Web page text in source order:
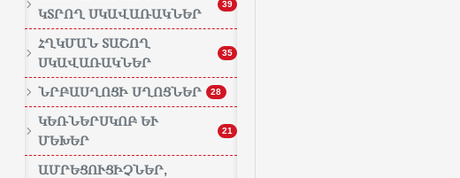
ՏՐՈՂ ՍԿԱՎԱՌԱԿՆԵՐ
39
ՀՂԿՄԱՆ ՏԱՇՈՂ
ՍԿԱՎԱՌԱԿՆԵՐ
35
ՆՐԲԱՍՂՈՑԻ ՍՂՈՑՆԵՐ 28
ԿԵՌՆԵՐՍԿՈԲ ԵՒ Մ
ԵԽԵՐ
21
ԱՄՐԵՑՈՒՑԻՉՆԵՐ,